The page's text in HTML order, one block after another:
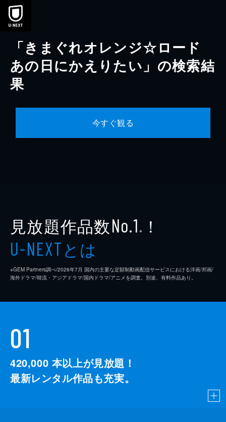
本文へスキップ
「きまぐれオレンジ☆ロード
あの日にかえりたい」の検索結
果
今すぐ観る
見放題作品数No.1 ※ ！
U-NEXTとは
※GEM Partners調べ/2026年7⽉ 国内の主要な定額制動画配信サービスにおける洋画/邦画/
海外ドラマ/韓流・アジアドラマ/国内ドラマ/アニメを調査。別途、有料作品あり。
01
420,000 本以上が見放題！
最新レンタル作品も充実。